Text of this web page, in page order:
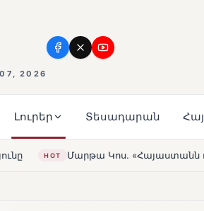
2026
Լուրեր Տեսադարան
ու ԵՄ-ն երբեք այսքան մոտ չեն